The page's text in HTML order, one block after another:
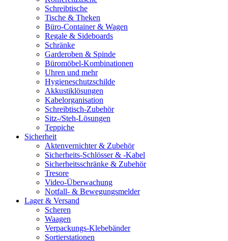
Schreibtische
Tische & Theken
Büro-Container & Wagen
Regale & Sideboards
Schränke
Garderoben & Spinde
Büromöbel-Kombinationen
Uhren und mehr
Hygieneschutzschilde
Akkustiklösungen
Kabelorganisation
Schreibtisch-Zubehör
Sitz-/Steh-Lösungen
Teppiche
Sicherheit
Aktenvernichter & Zubehör
Sicherheits-Schlösser & -Kabel
Sicherheitsschränke & Zubehör
Tresore
Video-Überwachung
Notfall- & Bewegungsmelder
Lager & Versand
Scheren
Waagen
Verpackungs-Klebebänder
Sortierstationen